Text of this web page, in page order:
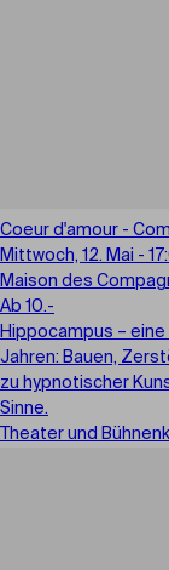
Coeur d'amour -
Mittwoch, 12. Mai -
Maison des
Ab 10.-
Hippocampus –
Jahren: Bauen,
zu hypnotischer
Sinne.
Theater und